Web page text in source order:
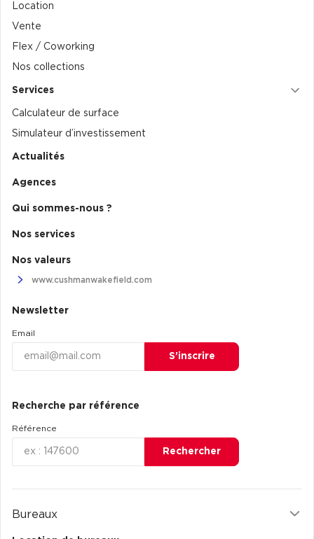
Location
Vente
Flex / Coworking
Nos collections
Services
Calculateur de surface
Simulateur d’investissement
Actualités
Agences
Qui sommes-nous ?
Nos services
Nos valeurs
www.cushmanwakefield.com
Newsletter
Email
S’inscrire
Recherche par référence
Référence
Rechercher
Bureaux